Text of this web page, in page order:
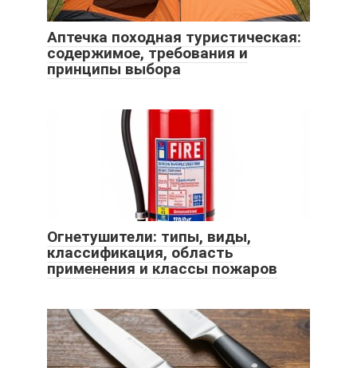
Аптечка походная туристическая:
содержимое, требования и
принципы выбора
Огнетушители: типы, виды,
классификация, область
применения и классы пожаров